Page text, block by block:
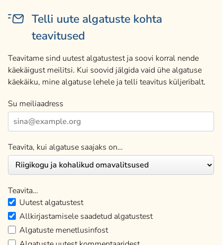
Telli uute algatuste kohta
teavitused
Teavitame sind uutest algatustest ja soovi korral nende
käekäigust meilitsi. Kui soovid jälgida vaid ühe algatuse
käekäiku, mine algatuse lehele ja telli teavitus küljeribalt.
Su meiliaadress
Teavita, kui algatuse saajaks on…
Teavita…
Uutest algatustest
Allkirjastamisele saadetud algatustest
Algatuste menetlusinfost